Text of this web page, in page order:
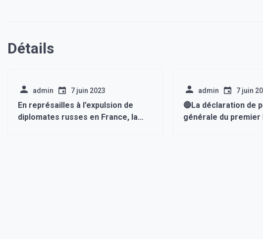
Détails
admin 7 juin 2023
En représailles à l’expulsion de
diplomates russes en France, la
admin 7 juin
🔴La déclaration de
générale du premier